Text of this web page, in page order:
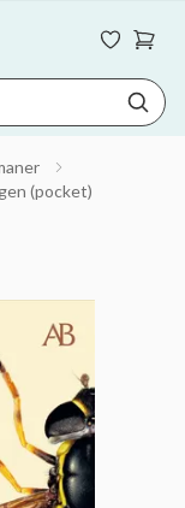
(pocket)